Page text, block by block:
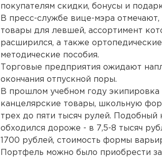
покупателям скидки, бонусы и
В пресс-службе вице-мэра
товары для левшей, ассортимент
расширился, а также
методические пособия.
Торговые предприятия ожидают
окончания отпускной поры.
В прошлом учебном году экипировка
канцелярские товары, школьную
трех до пяти тысяч рулей. Подобный
обходился дороже - в 7,5-8 тысяч
1700 рублей, стоимость формы
Портфель можно было приобрести